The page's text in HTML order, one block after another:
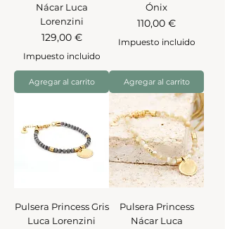
Nácar Luca
Lorenzini
Precio
129,00 €
Impuesto incluido
Agregar al carrito
Ónix
Precio
110,00 €
Impuesto incluido
Agregar al carrito
Pulsera Princess Gris
Luca Lorenzini
Pulsera Princess
Nácar Luca